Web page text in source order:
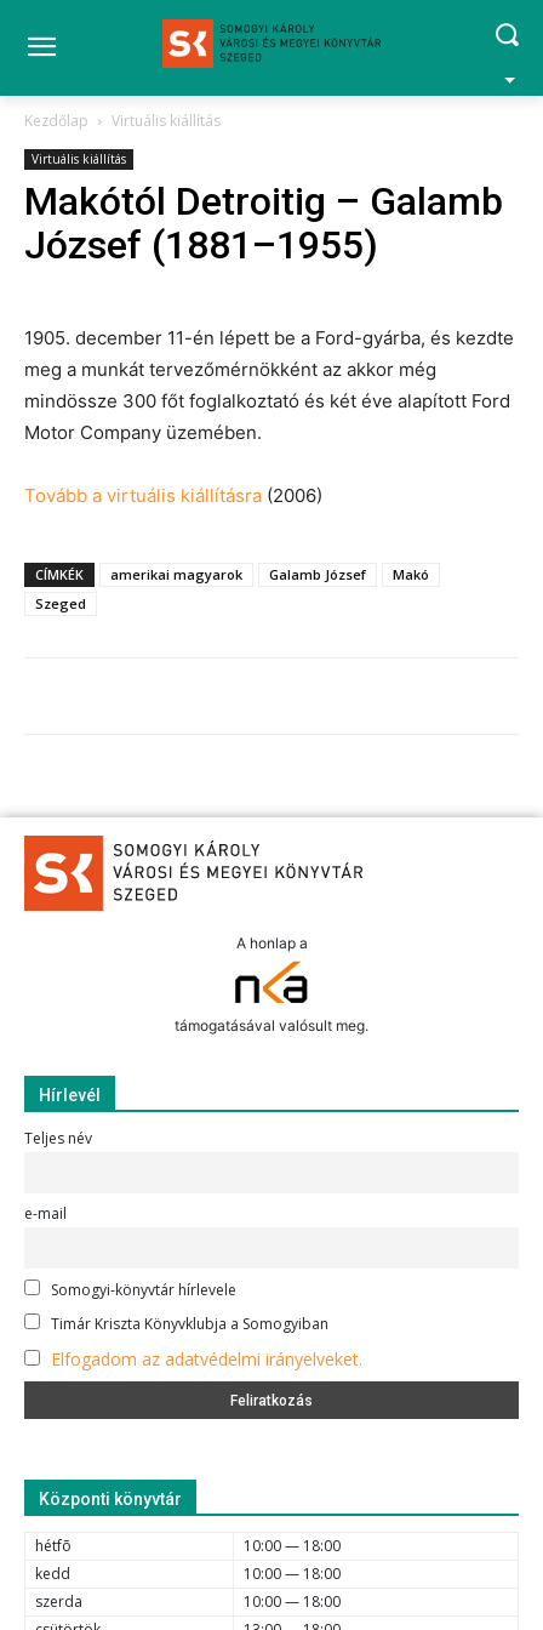
Kezdőlap Virtuális kiállítás
Virtuális kiállítás
Makótól Detroitig – Galamb
József (1881–1955)
1905. december 11-én lépett be a Ford-gyárba, és kezdte
meg a munkát tervezőmérnökként az akkor még
mindössze 300 főt foglalkoztató és két éve alapított Ford
Motor Company üzemében.
Tovább a virtuális kiállításra (2006)
CÍMKÉK amerikai magyarok Galamb József
Makó
Szeged
A honlap a
támogatásával valósult meg.
Hírlevél
Teljes név
e-mail
Somogyi-könyvtár hírlevele
Timár Kriszta Könyvklubja a Somogyiban
Elfogadom az adatvédelmi irányelveket.
Központi könyvtár
hétfõ
10:00 — 18:00
kedd
10:00 — 18:00
szerda
10:00 — 18:00